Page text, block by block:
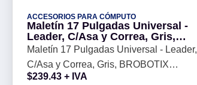
ACCESORIOS PARA CÓMPUTO
Maletín 17 Pulgadas Universal -
Leader, C/Asa y Correa, Gris,
BROBOTIX 180112G
Maletín 17 Pulgadas Universal - Leader,
C/Asa y Correa, Gris, BROBOTIX
180112G
$239.43 + IVA